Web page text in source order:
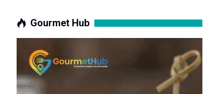
Gourmet Hub